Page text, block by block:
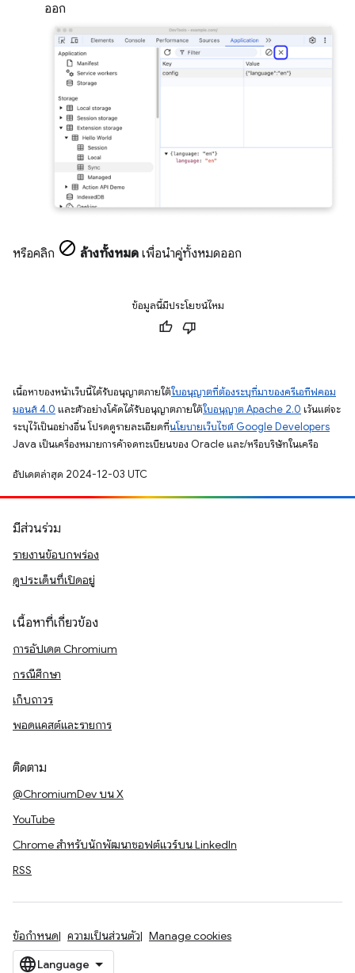
ออก
หรือคลิก ล้างทั้งหมด เพื่อนำคู่ทั้งหมดออก
ข้อมูลนี้มีประโยชน์ไหม
เนื้อหาของหน้าเว็บนี้ได้รับอนุญาตภายใต้ใบอนุญาตที่ต้องระบุที่มาของครีเอทีฟคอม
มอนส์ 4.0 และตัวอย่างโค้ดได้รับอนุญาตภายใต้ใบอนุญาต Apache 2.0 เว้นแต่จะ
ระบุไว้เป็นอย่างอื่น โปรดดูรายละเอียดที่นโยบายเว็บไซต์ Google Developers
Java เป็นเครื่องหมายการค้าจดทะเบียนของ Oracle และ/หรือบริษัทในเครือ
อัปเดตล่าสุด 2024-12-03 UTC
มีส่วนร่วม
รายงานข้อบกพร่อง
ดูประเด็นที่เปิดอยู่
เนื้อหาที่เกี่ยวข้อง
การอัปเดต Chromium
กรณีศึกษา
เก็บถาวร
พอดแคสต์และรายการ
ติดตาม
@ChromiumDev บน X
YouTube
Chrome สำหรับนักพัฒนาซอฟต์แวร์บน LinkedIn
RSS
ข้อกำหนด ความเป็นส่วนตัว Manage cookies